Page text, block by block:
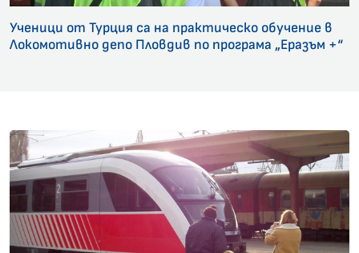
Ученици от Турция са на практическо обучение в
Локомотивно депо Пловдив по програма „Еразъм +“